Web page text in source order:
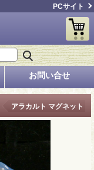
PCサイト
お問い合せ
アラカルト マグネット